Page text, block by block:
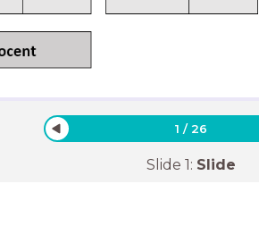
1 /26
Slide 1: Slide